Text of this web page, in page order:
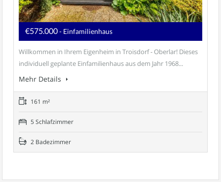
€575.000- Einfamilienhaus
Willkommen in Ihrem Eigenheim in Troisdorf - Oberlar! Dieses
individuell geplante Einfamilienhaus aus dem Jahr 1968...
Mehr Details
161 m²
5 Schlafzimmer
2 Badezimmer